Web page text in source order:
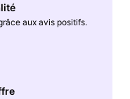
aux avis positifs.